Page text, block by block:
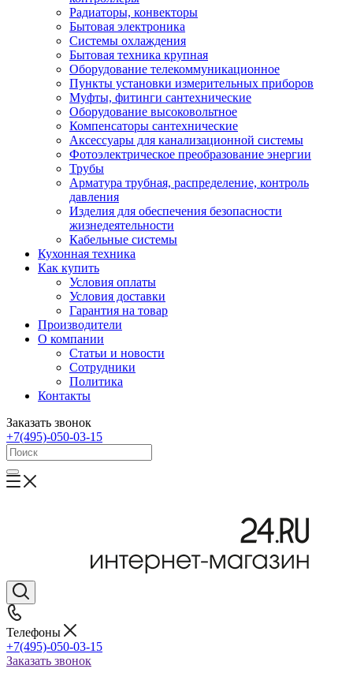
Радиаторы, конвекторы
Бытовая электроника
Системы охлаждения
Бытовая техника крупная
Оборудование телекоммуникационное
Пункты установки измерительных приборов
Муфты, фитинги сантехнические
Оборудование высоковольтное
Компенсаторы сантехнические
Аксессуары для канализационной системы
Фотоэлектрическое преобразование энергии
Трубы
Арматура трубная, распределение, контроль
давления
Изделия для обеспечения безопасности
жизнедеятельности
Кабельные системы
Кухонная техника
Как купить
Условия оплаты
Условия доставки
Гарантия на товар
Производители
О компании
Статьи и новости
Сотрудники
Политика
Контакты
Заказать звонок
+7(495)-050-03-15
Телефоны
+7(495)-050-03-15
Заказать звонок